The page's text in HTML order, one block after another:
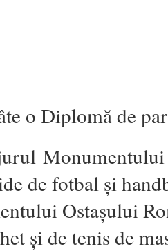
o Diplomă de
Monumentului
de fotbal și
Ostașului
și de tenis de